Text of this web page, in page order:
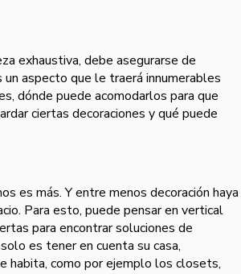
exhaustiva, debe asegurarse de
aspecto que le traerá innumerables
dónde puede acomodarlos para que
ciertas decoraciones y qué puede
es más. Y entre menos decoración haya
Para esto, puede pensar en vertical
para encontrar soluciones de
es tener en cuenta su casa,
habita, como por ejemplo los closets,